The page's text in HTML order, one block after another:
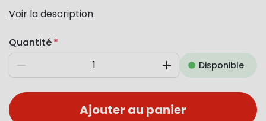
Voir la description
Quantité
Diminuer AugmenterDisponible
Ajouter au panier